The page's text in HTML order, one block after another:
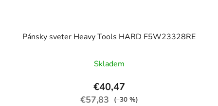
Pánsky sveter Heavy Tools HARD F5W23328RE
Skladem
€40,47
€57,83 (–30 %)